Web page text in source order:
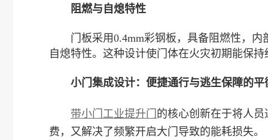
阻燃与自熄特性
门板采用0.4mm彩钢板，具备阻燃性，内
自熄特性。这种设计使门体在火灾初期能保
小门集成设计：便捷通行与逃生保障的平
带小门工业提升门 的核心创新在于将人
费，又解决了频繁开启大门导致的能耗损失。